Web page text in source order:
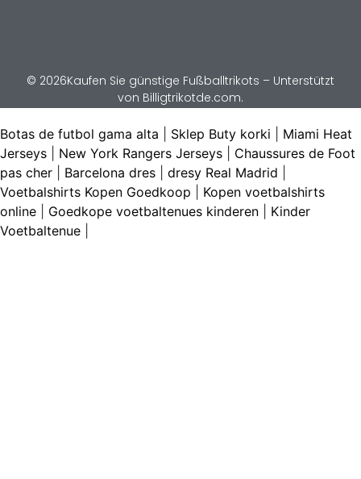
© 2026Kaufen Sie günstige Fußballtrikots – Unterstützt
von Billigtrikotde.com.
Botas de futbol gama alta Sklep Buty korki
Miami Heat
Jerseys
New York Rangers Jerseys
Chaussures de Foot
pas cher
Barcelona dres dresy Real Madrid
Voetbalshirts Kopen Goedkoop
Kopen voetbalshirts
online
Goedkope voetbaltenues kinderen
Kinder
Voetbaltenue